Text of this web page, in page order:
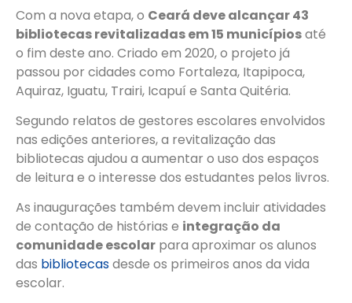
Com a nova etapa, o Ceará deve alcançar 43
bibliotecas revitalizadas em 15 municípiosaté
o fim deste ano. Criado em 2020, o projeto já
passou por cidades como Fortaleza, Itapipoca,
Aquiraz, Iguatu, Trairi, Icapuí e Santa Quitéria.
Segundo relatos de gestores escolares envolvidos
nas edições anteriores, a revitalização das
bibliotecas ajudou a aumentar o uso dos espaços
de leitura e o interesse dos estudantes pelos livros.
As inaugurações também devem incluir atividades
de contação de histórias e integração da
comunidade escolar para aproximar os alunos
das bibliotecasdesde os primeiros anos da vida
escolar.